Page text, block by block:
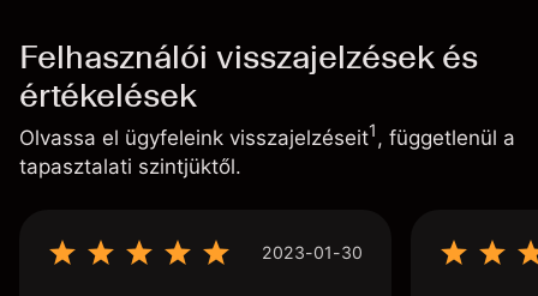
Felhasználói visszajelzések és
értékelések
Olvassa el ügyfeleink visszajelzéseit1, függetlenül a
tapasztalati szintjüktől.
2023-01-30